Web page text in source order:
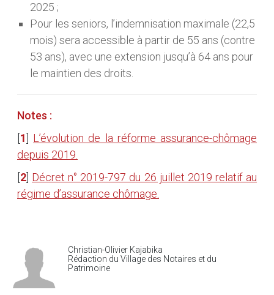
2025 ;
Pour les seniors, l’indemnisation maximale (22,5
mois) sera accessible à partir de 55 ans (contre
53 ans), avec une extension jusqu’à 64 ans pour
le maintien des droits.
Notes :
1
L’évolution de la réforme assurance-chômage
depuis 2019.
2 Décret n° 2019-797 du 26 juillet 2019 relatif au
régime d’assurance chômage.
Christian-Olivier Kajabika
Rédaction du Village des Notaires et du
Patrimoine